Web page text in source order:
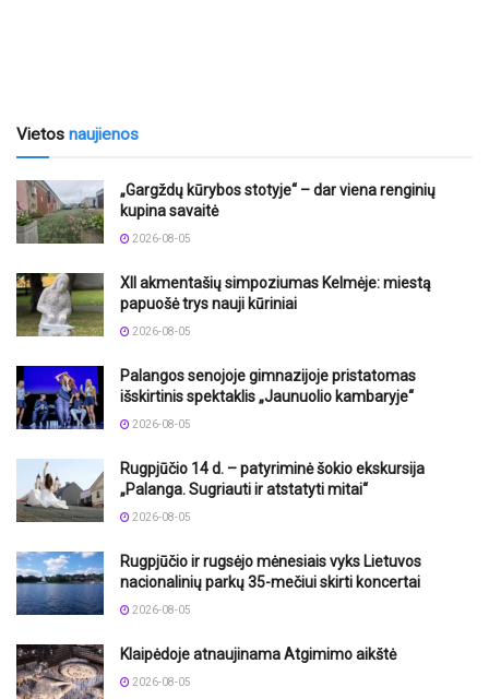
Vietos naujienos
„Gargždų kūrybos stotyje“ – dar viena renginių
kupina savaitė
2026-08-05
XII akmentašių simpoziumas Kelmėje: miestą
papuošė trys nauji kūriniai
2026-08-05
Palangos senojoje gimnazijoje pristatomas
išskirtinis spektaklis „Jaunuolio kambaryje“
2026-08-05
Rugpjūčio 14 d. – patyriminė šokio ekskursija
„Palanga. Sugriauti ir atstatyti mitai“
2026-08-05
Rugpjūčio ir rugsėjo mėnesiais vyks Lietuvos
nacionalinių parkų 35-mečiui skirti koncertai
2026-08-05
Klaipėdoje atnaujinama Atgimimo aikštė
2026-08-05